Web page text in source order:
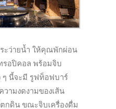
ะว่ายน้ำ ให้คุณพักผ่อน
รอปิคอล พร้อมจิบ
ๆ นี้จะมี รูฟท็อฟบาร์
ามงดงามของเส้น
กดิน ขณะจิบเครื่องดื่ม